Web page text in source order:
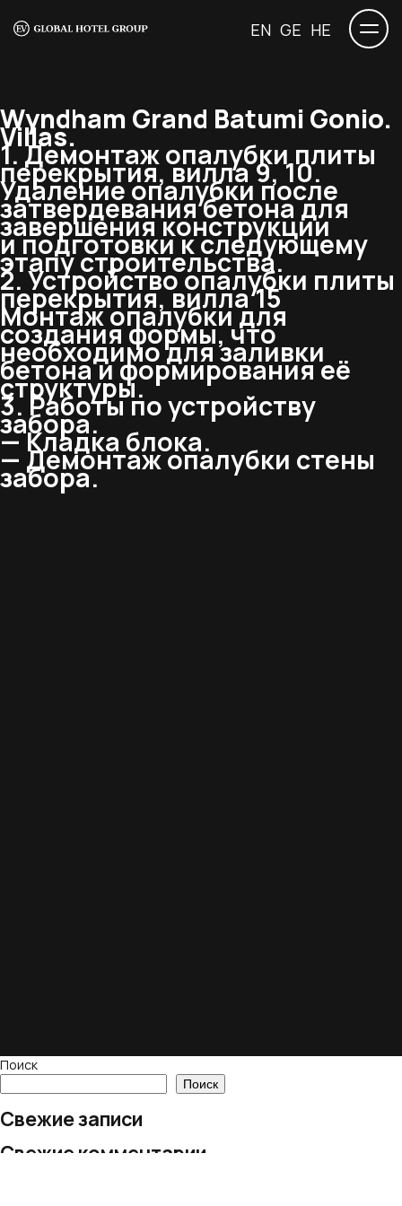
EN GE HE
Wyndham Grand Batumi Gonio.
Villas.
1. Демонтаж опалубки плиты
перекрытия, вилла 9, 10.
Удаление опалубки после
затвердевания бетона для
завершения конструкции
и подготовки к следующему
этапу строительства.
2. Устройство опалубки плиты
перекрытия, вилла 15
Монтаж опалубки для
создания формы, что
необходимо для заливки
бетона и формирования её
структуры.
3. Работы по устройству
забора.
— Кладка блока.
— Демонтаж опалубки стены
забора.
Поиск
Поиск
Свежие записи
Свежие комментарии